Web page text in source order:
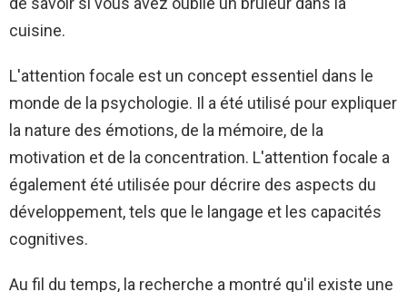
cuisine.
L'attention focale est un concept essentiel dans le
monde de la psychologie. Il a été utilisé pour expliquer
la nature des émotions, de la mémoire, de la
motivation et de la concentration. L'attention focale a
également été utilisée pour décrire des aspects du
développement, tels que le langage et les capacités
cognitives.
Au fil du temps, la recherche a montré qu'il existe une